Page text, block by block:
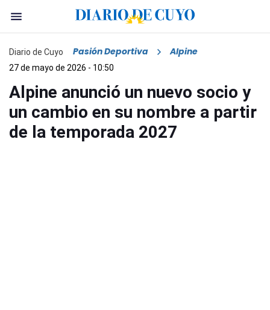
Diario de Cuyo Pasión Deportiva Alpine
27 de mayo de 2026 - 10:50
Alpine anunció un nuevo socio y
un cambio en su nombre a partir
de la temporada 2027